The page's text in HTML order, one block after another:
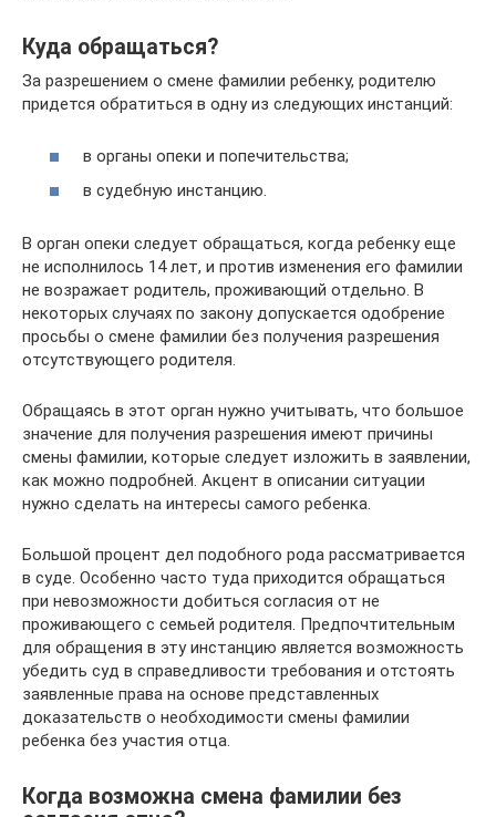
Куда обращаться?
За разрешением о смене фамилии ребенку, родителю
придется обратиться в одну из следующих инстанций:
в органы опеки и попечительства;
в судебную инстанцию.
В орган опеки следует обращаться, когда ребенку еще
не исполнилось 14 лет, и против изменения его фамилии
не возражает родитель, проживающий отдельно. В
некоторых случаях по закону допускается одобрение
просьбы о смене фамилии без получения разрешения
отсутствующего родителя.
Обращаясь в этот орган нужно учитывать, что большое
значение для получения разрешения имеют причины
смены фамилии, которые следует изложить в заявлении,
как можно подробней. Акцент в описании ситуации
нужно сделать на интересы самого ребенка.
Большой процент дел подобного рода рассматривается
в суде. Особенно часто туда приходится обращаться
при невозможности добиться согласия от не
проживающего с семьей родителя. Предпочтительным
для обращения в эту инстанцию является возможность
убедить суд в справедливости требования и отстоять
заявленные права на основе представленных
доказательств о необходимости смены фамилии
ребенка без участия отца.
Когда возможна смена фамилии без